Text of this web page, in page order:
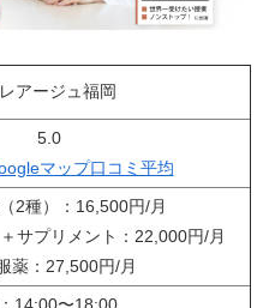
アージュ福岡
5.0
マップ口コミ平均
2種）：16,500円/月
サプリメント：22,000円/月
薬：27,500円/月